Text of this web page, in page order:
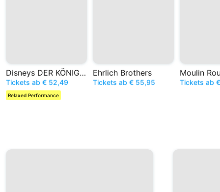
Disneys DER KÖNIG DER LÖWEN
Tickets ab € 52,49
Relaxed Performance
Ehrlich Brothers
Tickets ab € 55,95 Tickets ab